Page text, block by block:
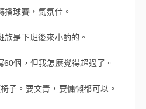
播球賽，氣氛佳。
族是下班後來小酌的。
個，但我怎麼覺得超過了。
子。要文青，要慵懶都可以。